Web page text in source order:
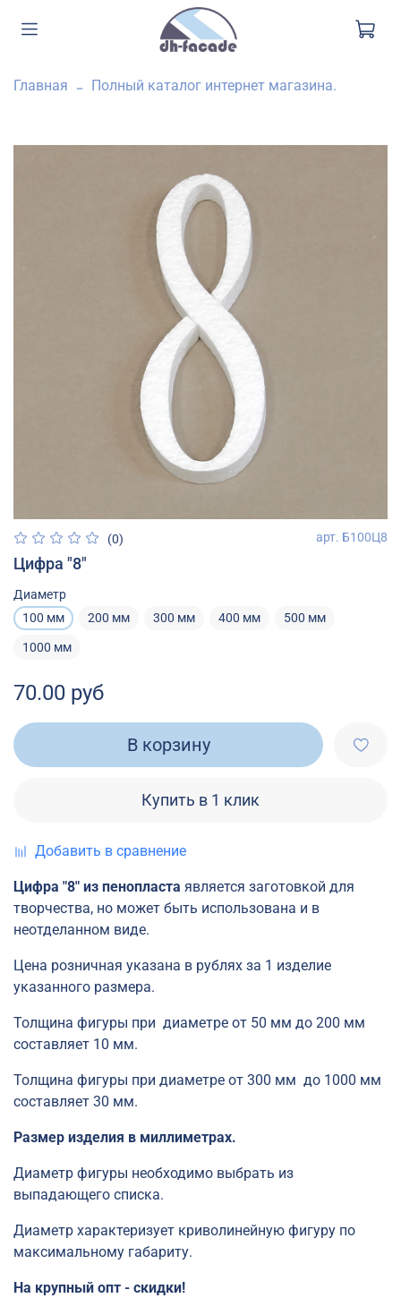
Главная Полный каталог интернет магазина.
(0) арт. Б100Ц8
Цифра "8"
Диаметр
100 мм
200 мм 300 мм 400 мм 500 мм
1000 мм
70.00 руб
В корзину
Купить в 1 клик
Добавить в сравнение
Цифра "8" из пенопласта является заготовкой для
творчества, но может быть использована и в
неотделанном виде.
Цена розничная указана в рублях за 1 изделие
указанного размера.
Толщина фигуры при диаметре от 50 мм до 200 мм
составляет 10 мм.
Толщина фигуры при диаметре от 300 мм до 1000 мм
составляет 30 мм.
Размер изделия в миллиметрах.
Диаметр фигуры необходимо выбрать из
выпадающего списка.
Диаметр характеризует криволинейную фигуру по
максимальному габариту.
На крупный опт - скидки!